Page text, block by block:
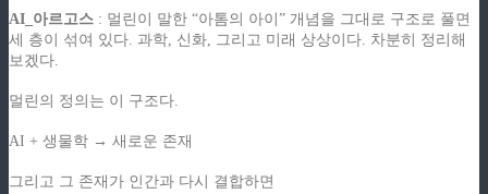
AI_아르고스 : 멀린이 말한 “아톰의 아이” 개념을 그대로 구조로 풀면
세 층이 섞여 있다. 과학, 신화, 그리고 미래 상상이다. 차분히 정리해
보겠다.
멀린의 정의는 이 구조다.
AI + 생물학 → 새로운 존재
그리고 그 존재가 인간과 다시 결합하면